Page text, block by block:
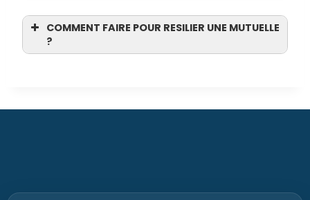
COMMENT FAIRE POUR RESILIER UNE MUTUELLE
?